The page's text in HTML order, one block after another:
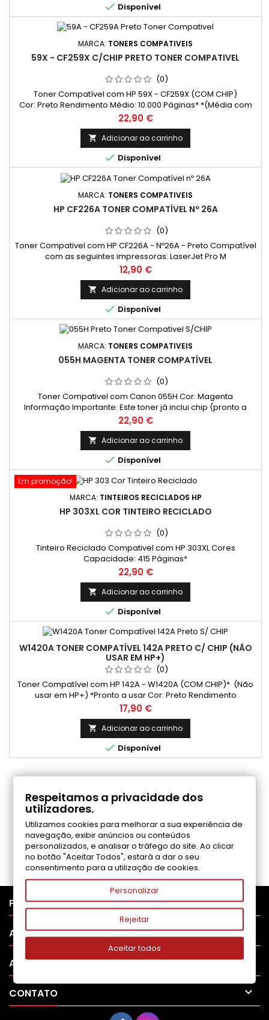
 Disponível
MARCA: TONERS COMPATIVEIS
59X - CF259X C/CHIP PRETO TONER COMPATIVEL
(0)
Toner Compatível com HP 59X - CF259X (COM CHIP)
Cor: Preto Rendimento Médio: 10.000 Páginas* *(Média com
base na norma ISO/IEC 24711 e impressão contínua. O
rendimento real varia consideravelmente com base no
conteúdo das páginas impressas e noutros factores.)
Preço
22,90 €
 Adicionar ao carrinho
 Disponível
MARCA: TONERS COMPATIVEIS
HP CF226A TONER COMPATÍVEL Nº 26A
(0)
Toner Compativel com HP CF226A - Nº26A - Preto Compatível
com as seguintes impressoras: LaserJet Pro M
402dn, LaserJet Pro M 402n, LaserJet Pro M 402d, LaserJet Pro
M 426dw, LaserJet Pro M 426fdn, LaserJet Pro M 426fdw
Preço
12,90 €
 Adicionar ao carrinho
 Disponível
MARCA: TONERS COMPATIVEIS
055H MAGENTA TONER COMPATÍVEL
(0)
Toner Compativel com Canon 055H Cor: Magenta
Informação Importante: Este toner já inclui chip (pronto a
funcionar). Rendimento Médio: 6000 Páginas* *(Média com
base na norma ISO/IEC 24711 e impressão contínua. O
rendimento real varia consideravelmente com base no
conteúdo das páginas impressas e noutros factores.)
Preço
22,90 €
 Adicionar ao carrinho
 Disponível
Em promoção!
MARCA: TINTEIROS RECICLADOS HP
HP 303XL COR TINTEIRO RECICLADO
(0)
Tinteiro Reciclado Compativel com HP 303XL Cores
Capacidade: 415 Páginas*
Preço
22,90 €
 Adicionar ao carrinho
 Disponível
W1420A TONER COMPATÍVEL 142A PRETO C/ CHIP (NÃO
USAR EM HP+)
(0)
Toner Compatível com HP 142A - W1420A (COM CHIP)* (Não
usar em HP+) *Pronto a usar Cor: Preto Rendimento
Médio: 950 Páginas*
Preço
17,90 €
 Adicionar ao carrinho
 Disponível
COMENTÁRIOS (0)
Seja o primeiro a fazer uma avaliação
PRODUTOS 
APOIO AO CLIENTE 
A SUA CONTA 
CONTATO 
Respeitamos a privacidade dos
utilizadores.
Utilizamos cookies para melhorar a sua experiência de
navegação, exibir anúncios ou conteúdos
personalizados, e analisar o tráfego do site. Ao clicar
no botão "Aceitar Todos", estará a dar o seu
consentimento para a utilização de cookies.
Personalizar
Rejeitar
Aceitar todos